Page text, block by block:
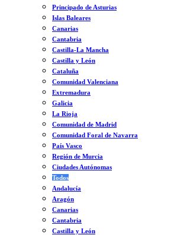
Principado de Asturias
Islas Baleares
Canarias
Cantabria
Castilla-La Mancha
Castilla y León
Cataluña
Comunidad Valenciana
Extremadura
Galicia
La Rioja
Comunidad de Madrid
Comunidad Foral de Navarra
País Vasco
Región de Murcia
Ciudades Autónomas
Todos
Andalucía
Aragón
Canarias
Cantabria
Castilla y León